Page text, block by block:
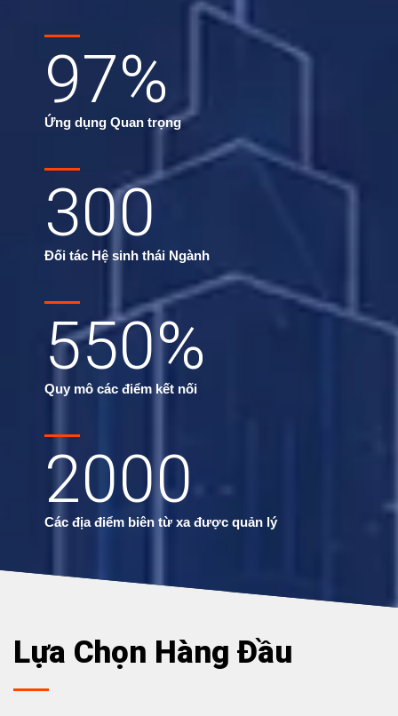
97%
Ứng dụng Quan trọng
300
Đối tác Hệ sinh thái Ngành
550%
Quy mô các điểm kết nối
2000
Các địa điểm biên từ xa được quản lý
Lựa Chọn Hàng Đầu